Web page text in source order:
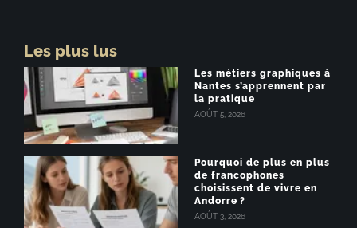
Les plus lus
Les métiers graphiques à
Nantes s’apprennent par
la pratique
AOÛT 5, 2026
Pourquoi de plus en plus
de francophones
choisissent de vivre en
Andorre ?
AOÛT 3, 2026